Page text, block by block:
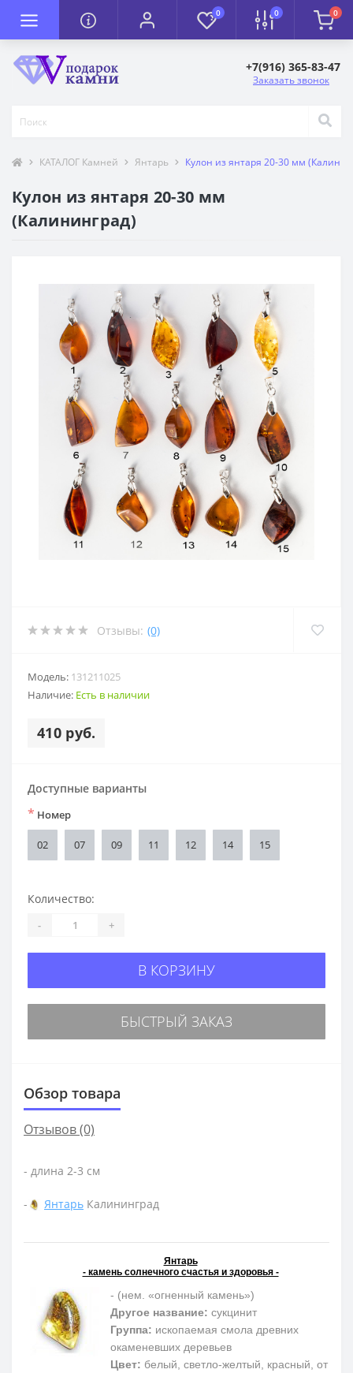
0 0 0
+7(916) 365-83-47
Заказать звонок
КАТАЛОГ Камней Янтарь Кулон из янтаря 20-30 мм
Кулон из янтаря 20-30 мм
(Калининград)
Отзывы: (0)
Модель: 131211025
Наличие: Есть в наличии
410 руб.
Доступные варианты
* Номер
02 07 09 11 12 14 15
Количество:
- +
В КОРЗИНУ
БЫСТРЫЙ ЗАКАЗ
Обзор товара
Отзывов (0)
- длина 2-3 см
- Янтарь Калининград
Янтарь
- камень солнечного счастья и здоровья -
- (нем. «огненный камень»)
Другое название: сукцинит
Группа: ископаемая смола древних
окаменевших деревьев
Цвет: белый, светло-желтый, красный, от